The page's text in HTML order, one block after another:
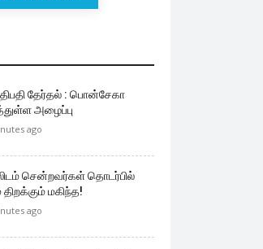
தேர்தல் : பொன்சேகா
அழைப்பு
ago
சென்றவர்கள் தொடர்பில்
மகிந்த!
ago